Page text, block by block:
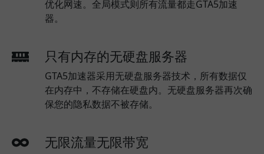
优化网速。全局模式则所有流量都走GTA5加速
器。
只有内存的无硬盘服务器
GTA5加速器采用无硬盘服务器技术，所有数据仅
在内存中，不存储在硬盘内。无硬盘服务器再次确
保您的隐私数据不被存储。
无限流量无限带宽